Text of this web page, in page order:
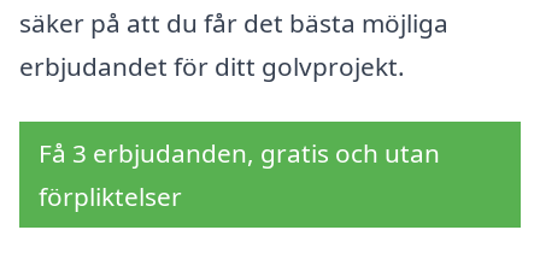
säker på att du får det bästa möjliga
erbjudandet för ditt golvprojekt.
Få 3 erbjudanden, gratis och utan
förpliktelser